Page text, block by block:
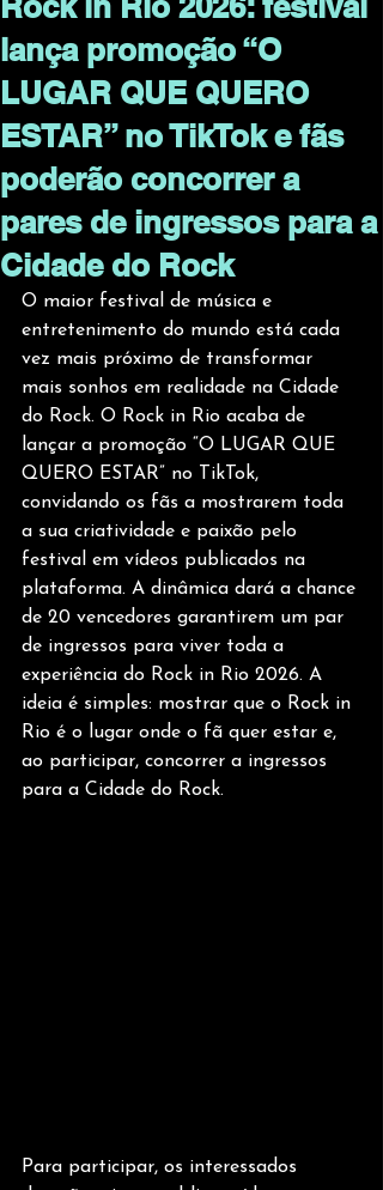
lança promoção “O
LUGAR QUE QUERO
ESTAR” no TikTok e fãs
poderão concorrer a
pares de ingressos para a
Cidade do Rock
O maior festival de música e
entretenimento do mundo está cada
vez mais próximo de transformar
mais sonhos em realidade na Cidade
do Rock. O Rock in Rio acaba de
lançar a promoção “O LUGAR QUE
QUERO ESTAR” no TikTok,
convidando os fãs a mostrarem toda
a sua criatividade e paixão pelo
festival em vídeos publicados na
plataforma. A dinâmica dará a chance
de 20 vencedores garantirem um par
de ingressos para viver toda a
experiência do Rock in Rio 2026. A
ideia é simples: mostrar que o Rock in
Rio é o lugar onde o fã quer estar e,
ao participar, concorrer a ingressos
para a Cidade do Rock.
Para participar, os interessados